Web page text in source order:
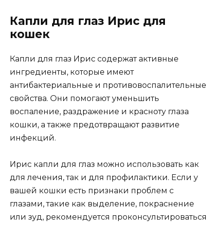
Капли для глаз Ирис для
кошек
Капли для глаз Ирис содержат активные
ингредиенты, которые имеют
антибактериальные и противовоспалительные
свойства. Они помогают уменьшить
воспаление, раздражение и красноту глаза
кошки, а также предотвращают развитие
инфекций.
Ирис капли для глаз можно использовать как
для лечения, так и для профилактики. Если у
вашей кошки есть признаки проблем с
глазами, такие как выделение, покраснение
или зуд, рекомендуется проконсультироваться